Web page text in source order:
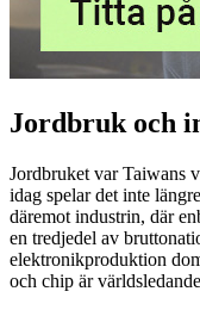
Jordbruk och
Jordbruket var Taiwans
idag spelar det inte
däremot industrin, där
en tredjedel av
elektronikproduktion
och chip är